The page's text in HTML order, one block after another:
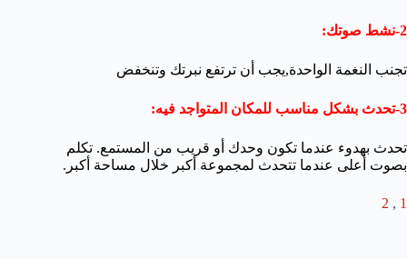
2-نشط صوتك:
تجنب النغمة الواحدة,يجب أن ترتفع نبرتك وتنخفض
3-تحدث بشكل مناسب للمكان المتواجد فيه:
تحدث بهدوء عندما تكون وحدك أو قريب من المستمع. تكلم
بصوت أعلى عندما تتحدث لمجموعة أكبر خلال مساحة أكبر.
1
,